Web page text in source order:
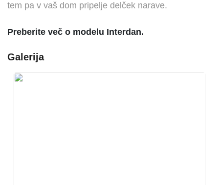
tem pa v vaš dom pripelje delček narave.
Preberite več o modelu Interdan.
Galerija